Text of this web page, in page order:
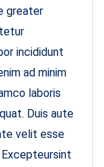
greater
incididunt
ad minim
laboris
Duis aute
velit esse